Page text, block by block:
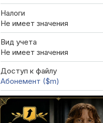
Налоги
Не имеет значения
Вид учета
Не имеет значения
Доступ к файлу
Абонемент ($m)